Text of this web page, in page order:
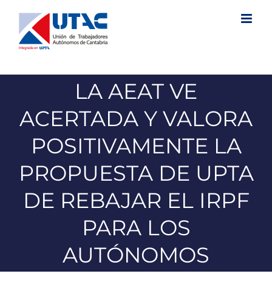
contenido
LA AEAT VE
ACERTADA Y VALORA
POSITIVAMENTE LA
PROPUESTA DE UPTA
DE REBAJAR EL IRPF
PARA LOS
AUTÓNOMOS